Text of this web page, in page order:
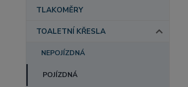
TLAKOMĚRY
TOALETNÍ KŘESLA
NEPOJÍZDNÁ
POJÍZDNÁ